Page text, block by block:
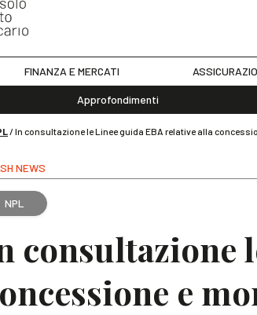
FINANZA E MERCATI
Approfondimenti
/In consultazione le Linee guida EBA relative alla
NEWS
NPL
consultazione
e